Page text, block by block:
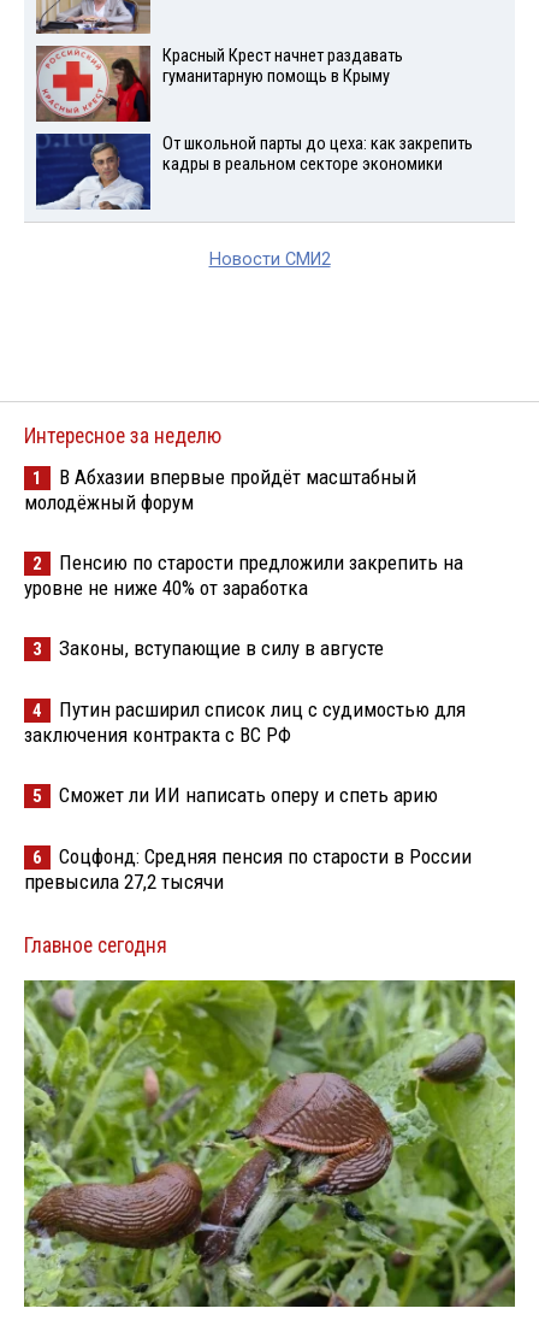
Красный Крест начнет раздавать
гуманитарную помощь в Крыму
От школьной парты до цеха: как закрепить
кадры в реальном секторе экономики
Новости СМИ2
Интересное за неделю
1
В Абхазии впервые пройдёт масштабный
молодёжный форум
2
Пенсию по старости предложили закрепить на
уровне не ниже 40% от заработка
3 Законы, вступающие в силу в августе
4
Путин расширил список лиц с судимостью для
заключения контракта с ВС РФ
5 Сможет ли ИИ написать оперу и спеть арию
6
Соцфонд: Средняя пенсия по старости в России
превысила 27,2 тысячи
Главное сегодня